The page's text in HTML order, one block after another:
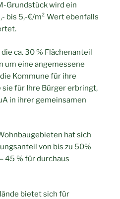
Grundstück wird ein
bis 5,-€/m² Wert ebenfalls
ca. 30 % Flächenanteil
um eine angemessene
Kommune für ihre
für Ihre Bürger erbringt,
in ihrer gemeinsamen
hat sich
von bis zu 50%
45 % für durchaus
bietet sich für